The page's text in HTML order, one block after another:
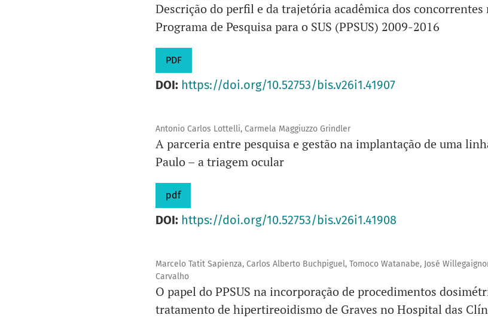
Descrição do perfil e da trajetória acadêmica dos
Programa de Pesquisa para o SUS (PPSUS) 2009-2016
PDF
DOI: https://doi.org/10.52753/bis.v26i1.41907
Antonio Carlos Lottelli, Carmela Maggiuzzo Grindler
A parceria entre pesquisa e gestão na implantação de uma
Paulo – a triagem ocular
pdf
DOI: https://doi.org/10.52753/bis.v26i1.41908
Marcelo Tatit Sapienza, Carlos Alberto Buchpiguel, Tomoco Watanabe, José
Carvalho
O papel do PPSUS na incorporação de procedimentos
tratamento de hipertireoidismo de Graves no Hospital das